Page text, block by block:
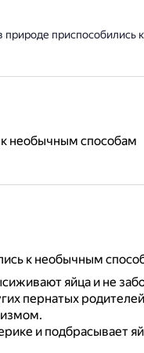
природе приспособились
необычным способам
к необычным
яйца и не
пернатых
и подбрасывает